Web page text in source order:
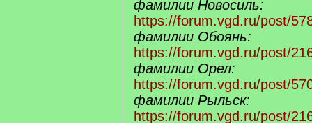
фамилии Новосиль:
https://forum.vgd.ru/post/
фамилии Обоянь:
https://forum.vgd.ru/post/
фамилии Орел:
https://forum.vgd.ru/post/
фамилии Рыльск:
https://forum.vgd.ru/post/